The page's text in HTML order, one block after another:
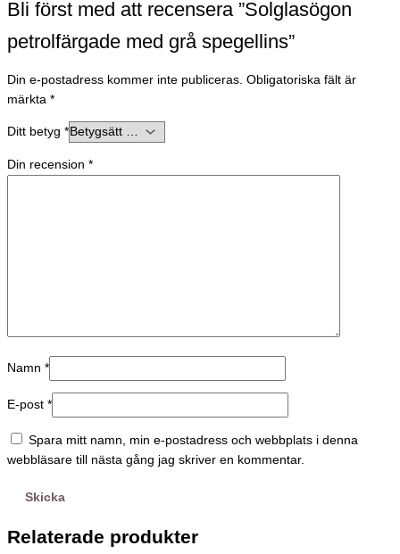
Bli först med att recensera ”Solglasögon
petrolfärgade med grå spegellins”
Din e-postadress kommer inte publiceras. Obligatoriska fält är
märkta *
Ditt betyg *
Din recension *
Namn *
E-post *
Spara mitt namn, min e-postadress och webbplats i denna
webbläsare till nästa gång jag skriver en kommentar.
Relaterade produkter